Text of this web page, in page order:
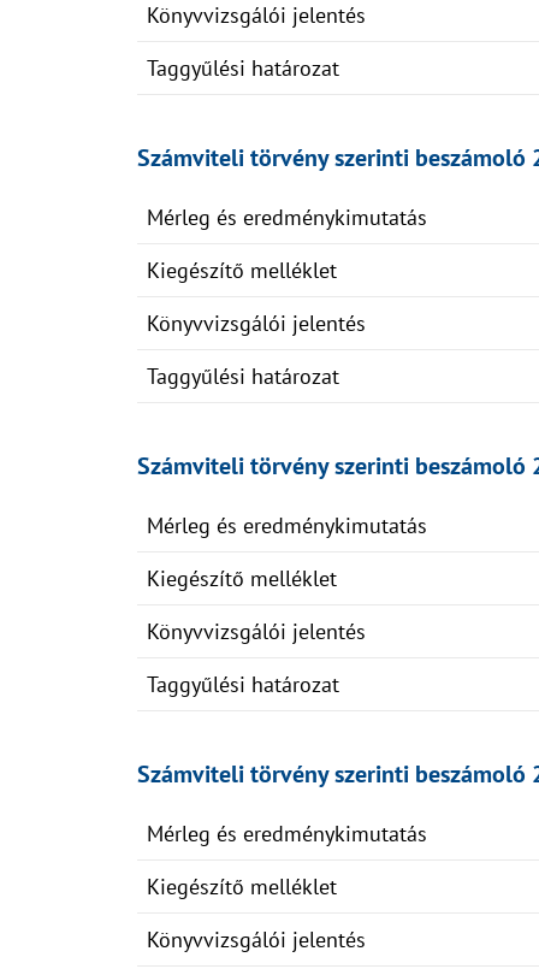
Könyvvizsgálói jelentés
Taggyűlési határozat
Számviteli törvény szerinti beszámoló
Mérleg és eredménykimutatás
Kiegészítő melléklet
Könyvvizsgálói jelentés
Taggyűlési határozat
Számviteli törvény szerinti beszámoló
Mérleg és eredménykimutatás
Kiegészítő melléklet
Könyvvizsgálói jelentés
Taggyűlési határozat
Számviteli törvény szerinti beszámoló
Mérleg és eredménykimutatás
Kiegészítő melléklet
Könyvvizsgálói jelentés